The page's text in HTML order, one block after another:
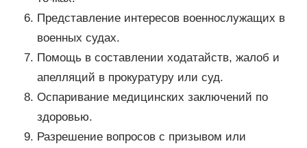
Представление интересов военнослужащих в
военных судах.
Помощь в составлении ходатайств, жалоб и
апелляций в прокуратуру или суд.
Оспаривание медицинских заключений по
здоровью.
Разрешение вопросов с призывом или